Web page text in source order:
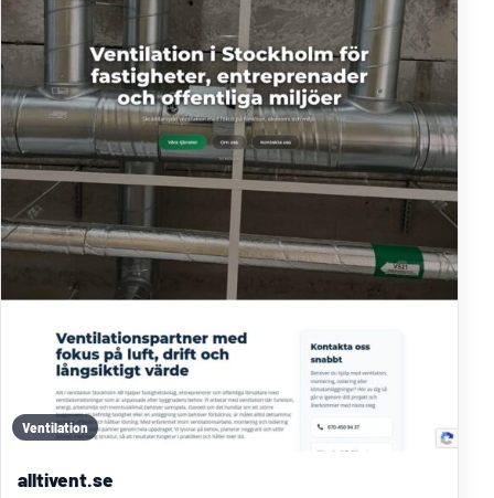
Ventilation
alltivent.se